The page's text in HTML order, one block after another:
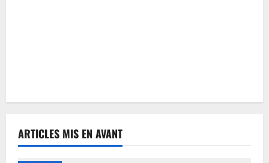
ARTICLES MIS EN AVANT